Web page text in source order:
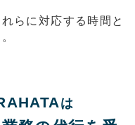
らに対応する時間と
は